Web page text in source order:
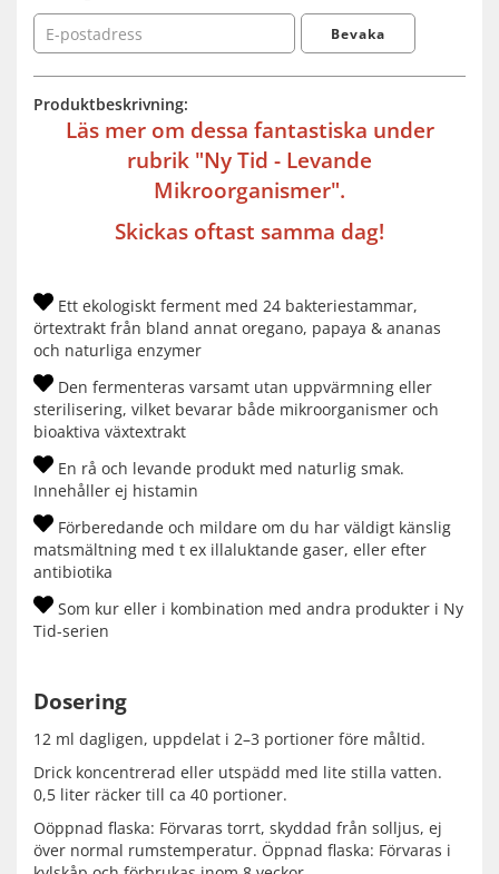
Bevaka
Produktbeskrivning:
Läs mer om dessa fantastiska under
rubrik "Ny Tid - Levande
Mikroorganismer".
Skickas oftast samma dag!
Ett ekologiskt ferment med 24 bakteriestammar,
örtextrakt från bland annat oregano, papaya & ananas
och naturliga enzymer
Den fermenteras varsamt utan uppvärmning eller
sterilisering, vilket bevarar både mikroorganismer och
bioaktiva växtextrakt
En rå och levande produkt med naturlig smak.
Innehåller ej histamin
Förberedande och mildare om du har väldigt känslig
matsmältning med t ex illaluktande gaser, eller efter
antibiotika
Som kur eller i kombination med andra produkter i Ny
Tid-serien
Dosering
12 ml dagligen, uppdelat i 2–3 portioner före måltid.
Drick koncentrerad eller utspädd med lite stilla vatten.
0,5 liter räcker till ca 40 portioner.
Oöppnad flaska: Förvaras torrt, skyddad från solljus, ej
över normal rumstemperatur. Öppnad flaska: Förvaras i